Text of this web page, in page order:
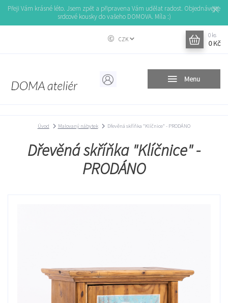
Přeji Vám krásné léto. Jsem zpět a připravena Vám udělat radost. Objednávejte
srdcové kousky do vašeho DOMOVA. Míla :)
Menu
CZK
0 ks
0 Kč
Úvod Malovaný nábytek Dřevěná skříňka "Klíčnice" - PRODÁNO
Dřevěná skříňka "Klíčnice" -
PRODÁNO